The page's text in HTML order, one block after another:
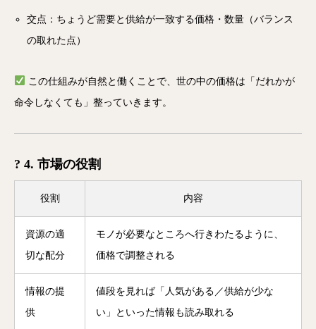
交点：ちょうど需要と供給が一致する価格・数量（バランス
の取れた点）
この仕組みが自然と働くことで、世の中の価格は「だれかが
命令しなくても」整っていきます。
? 4. 市場の役割
役割 内容
資源の適
切な配分
モノが必要なところへ行きわたるように、
価格で調整される
情報の提
供
値段を見れば「人気がある／供給が少な
い」といった情報も読み取れる